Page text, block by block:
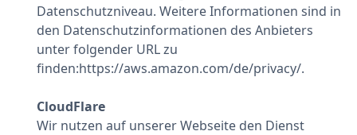
Datenschutzniveau. Weitere Informationen sind in
den Datenschutzinformationen des Anbieters
unter folgender URL zu
finden:https://aws.amazon.com/de/privacy/.
CloudFlare
Wir nutzen auf unserer Webseite den Dienst